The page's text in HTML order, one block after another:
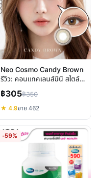
Neo Cosmo Candy Brown
รีวิว: คอนแทคเลนส์มินิ สไตล์
เกาหลี ตาหวานธรรมชาติ
฿305฿350
★ 4.9ขาย 462
-59%